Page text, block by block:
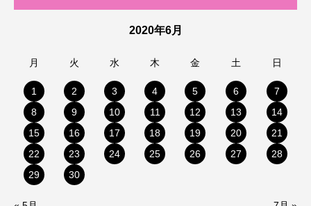
2020年6月
月 火 水 木 金 土 日
1 2 3 4 5 6
7
8
9 10 11 12 13
14
15
16 17 18 19 20
21
22
23 24 25 26 27
28
29
30